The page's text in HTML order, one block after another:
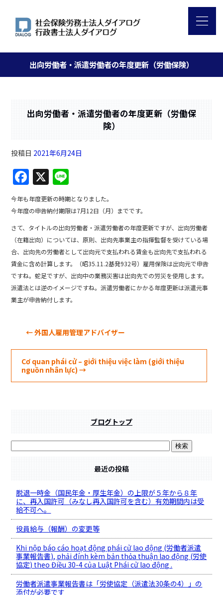
出向労働者・派遣労働者の年度更新（労働保険）
出向労働者・派遣労働者の年度更新（労働保
険）
投稿日 2021年6月24日
F
a
c
e
b
o
o
k
X
n
e
今年も年度更新の時期となりました。
今年度の申告納付期限は7月12日（月）までです。
さて、タイトルの出向労働者・派遣労働者の年度更新ですが、出向労働者
（在籍出向）については、原則、出向先事業主の指揮監督を受けている場
合、出向先の労働者として出向元で支払われる賃金も出向先で支払われる
賃金に含め計算します。（昭35.11.2基発932号）雇用保険は出向元で申告
ですね。蛇足ですが、出向中の業務災害は出向先での労災を使用します。
派遣法とは逆のイメージですね。派遣労働者にかかる年度更新は派遣元事
業主が申告納付します。
←外国人雇用管理アドバイザー
Cơ quan phái cử – giới thiệu việc làm (giới thiệu
nguồn nhân lực)→
ブログトップ
最近の投稿
脱退一時金（国民年金・厚生年金）の上限が５年から８年
に、再入国許可（みなし再入国許可を含む）有効期間内は受
給不可へ。
役員給与（報酬）の変更等
Khi nộp báo cáo hoạt động phái cử lao động (労働者派遣
事業報告書), phải đính kèm bản thỏa thuận lao động (労使
協定) theo Điều 30-4 của Luật Phái cử lao động .
労働者派遣事業報告書は「労使協定（派遣法30条の4）」の
添付が必要です